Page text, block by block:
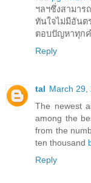
ฯลฯซึ่งสามาร
ทันใจไม่มีอัน
ตอบปัญหาทุก
Reply
tal March 29,
The newest
among the
from the
ten thousand
Reply